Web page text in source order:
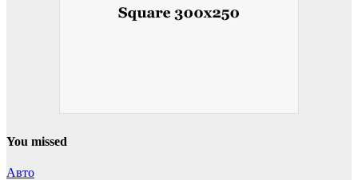
You missed
Авто